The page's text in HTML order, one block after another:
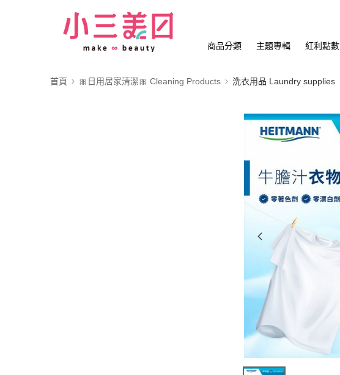
商品分類 主題專輯 紅利點數
首頁 🎀日用居家清潔🎀 Cleaning Products 洗衣用品 Laundry supplies